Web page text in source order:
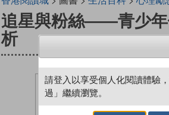
追星與粉絲——青少年
析
請登入以享受個人化閱讀體驗
過」繼續瀏覽。